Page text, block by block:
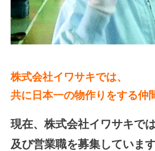
株式会社イワサキでは、
共に日本一の物作りをする仲
現在、株式会社イワサキで
及び営業職を募集しています